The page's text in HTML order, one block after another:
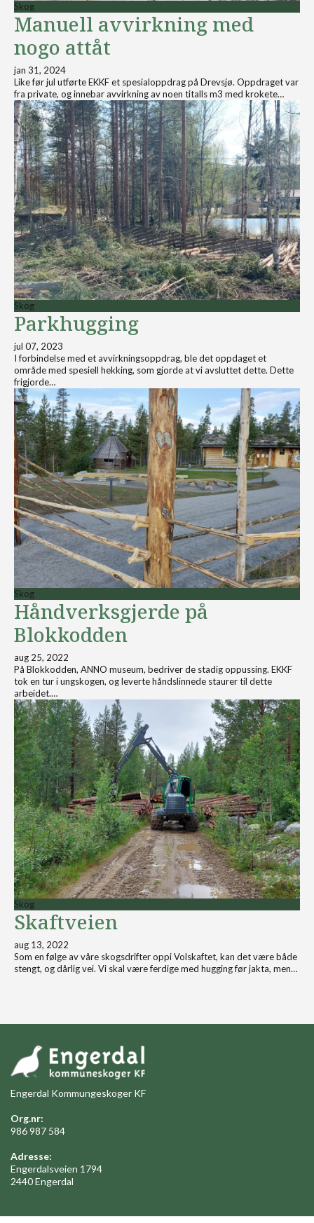
Skog
Manuell avvirkning med
nogo attåt
jan 31, 2024
Like før jul utførte EKKF et spesialoppdrag på Drevsjø. Oppdraget var
fra private, og innebar avvirkning av noen titalls m3 med krokete…
Skog
Parkhugging
jul 07, 2023
I forbindelse med et avvirkningsoppdrag, ble det oppdaget et
område med spesiell hekking, som gjorde at vi avsluttet dette. Dette
frigjorde…
Skog
Håndverksgjerde på
Blokkodden
aug 25, 2022
På Blokkodden, ANNO museum, bedriver de stadig oppussing. EKKF
tok en tur i ungskogen, og leverte håndslinnede staurer til dette
arbeidet.…
Skog
Skaftveien
aug 13, 2022
Som en følge av våre skogsdrifter oppi Volskaftet, kan det være både
stengt, og dårlig vei. Vi skal være ferdige med hugging før jakta, men…
Engerdal Kommungeskoger KF
Org.nr:
986 987 584
Adresse:
Engerdalsveien 1794
2440 Engerdal